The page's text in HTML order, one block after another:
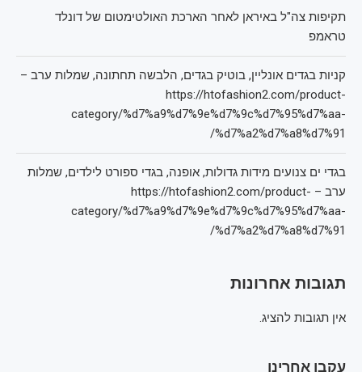
תקיפות צה"ל באיראן לאחר הארכת האולטימטום של דונלד
טראמפ
קניות בגדים אונליין, בוטיק בגדים, הלבשה תחתונה, שמלות ערב –
https://htofashion2.com/product-
category/%d7%a9%d7%9e%d7%9c%d7%95%d7%aa-
%d7%a2%d7%a8%d7%91/
בגדי ים צנועים מידות גדולות, אופנה, בגדי ספורט לילדים, שמלות
ערב – https://htofashion2.com/product-
category/%d7%a9%d7%9e%d7%9c%d7%95%d7%aa-
%d7%a2%d7%a8%d7%91/
תגובות אחרונות
אין תגובות להציג.
עקבו אחרינו